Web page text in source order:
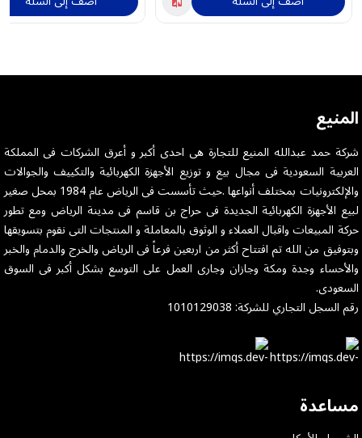
المنيع
شركة حمد عبدالله المنيع للتجارة هى احدى أكبر و أعرق الشركات فى المملكة
العربية السعودية فى مجال بيع و توزيع الأجهزة الكهربائية والتكييف والجوالات
والإلكترونيات بمختلف أنواعها .حيث تأسست فى الرياض عام 1984 بمحل صغير
لبيع الأجهزة الكهربائية الجديدة فى حراج بن قاسم فى مدينة الرياض ومع تطور
حركة المبيعات واقبال العملاء و الوثوق بالمعاملة و المنتجات التى نقوم بتسويقها
وبتوفيق من الله تم افتتاح أكثر من اربعين فرعاً فى الرياض والخرج والدمام والخبر
والأحساء وجدة ومكة وجازان وجارى العمل على التوسع بشكل أكبر فى السوق
السعودى.
رقم السجل التجاري للشركة: 1010129038
مساعدة